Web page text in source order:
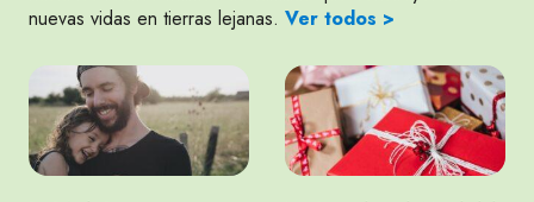
nuevas vidas en tierras lejanas. Ver todos >